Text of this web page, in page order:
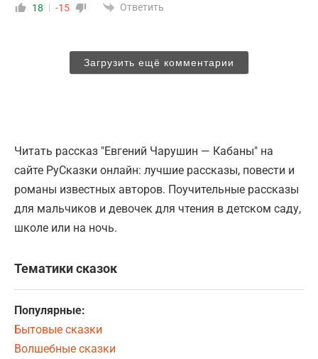
18 -15 Ответить
Загрузить ещё комментарии
Читать рассказ "Евгений Чарушин — Кабаны" на
сайте РуСказки онлайн: лучшие рассказы, повести и
романы известных авторов. Поучительные рассказы
для мальчиков и девочек для чтения в детском саду,
школе или на ночь.
Тематики сказок
Популярные:
Бытовые сказки
Волшебные сказки